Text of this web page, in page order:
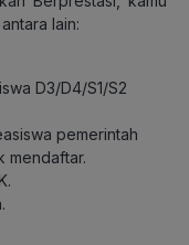
lain:
D3/D4/S1/S2
pemerintah
mendaftar.